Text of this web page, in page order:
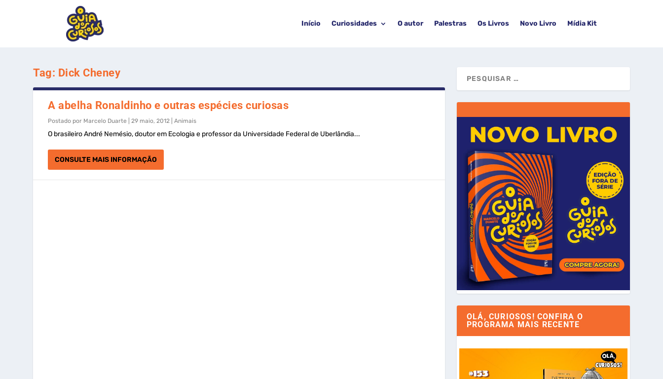
Início Curiosidades O autor Palestras Os Livros Novo Livro Mídia Kit
Tag: Dick Cheney
A abelha Ronaldinho e outras espécies curiosas
Postado por Marcelo Duarte |29 maio, 2012 |Animais
O brasileiro André Nemésio, doutor em Ecologia e professor da Universidade Federal de Uberlândia...
CONSULTE MAIS INFORMAÇÃO
OLÁ, CURIOSOS! CONFIRA O
PROGRAMA MAIS RECENTE